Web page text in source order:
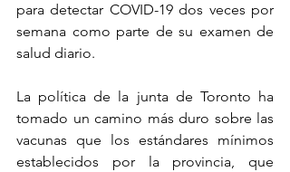
para detectar COVID-19 dos veces por
semana como parte de su examen de
salud diario.
La política de la junta de Toronto ha
tomado un camino más duro sobre las
vacunas que los estándares mínimos
establecidos por la provincia, que